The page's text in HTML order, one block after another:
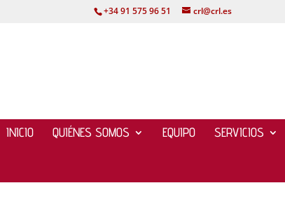
+34 91 575 96 51 crl@crl.es
INICIO QUIÉNES SOMOS EQUIPO SERVICIOS